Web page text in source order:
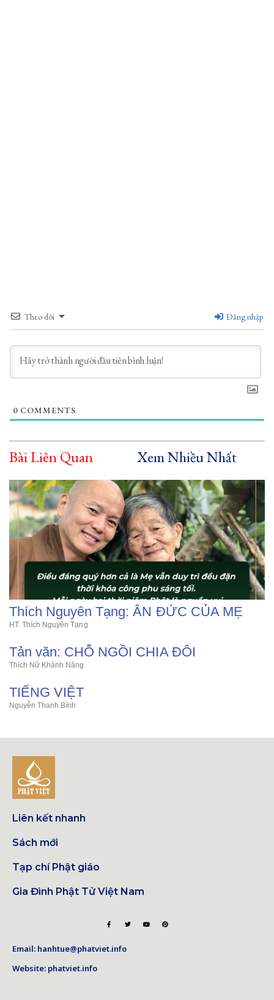
Theo dõi Đăng nhập
0 COMMENTS
Bài Liên Quan Xem Nhiều Nhất
Thích Nguyên Tạng: ÂN ĐỨC CỦA MẸ
HT. Thích Nguyên Tạng
Tản văn: CHỖ NGỒI CHIA ĐÔI
Thích Nữ Khánh Năng
TIẾNG VIỆT
Nguyễn Thanh Bình
Liên kết nhanh
Sách mới
Tạp chí Phật giáo
Gia Đình Phật Tử Việt Nam
Email: hanhtue@phatviet.info
Website: phatviet.info